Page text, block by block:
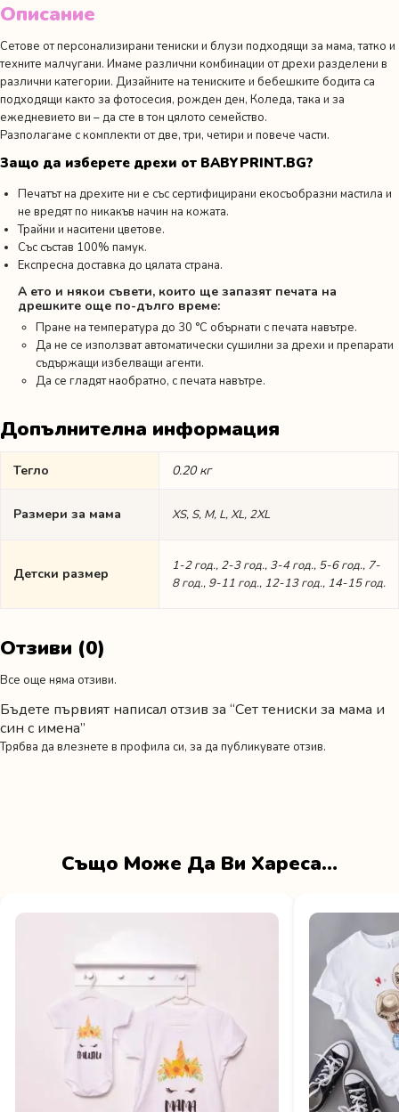
Описание
Сетове от персонализирани тениски и блузи подходящи за мама, татко и
техните малчугани. Имаме различни комбинации от дрехи разделени в
различни категории. Дизайните на тениските и бебешките бодита са
подходящи както за фотосесия, рожден ден, Коледа, така и за
ежедневието ви – да сте в тон цялото семейство.
Разполагаме с комплекти от две, три, четири и повече части.
Защо да изберете дрехи от BABYPRINT.BG?
Печатът на дрехите ни е със сертифицирани екосъобразни мастила и
не вредят по никакъв начин на кожата.
Трайни и наситени цветове.
Със състав 100% памук.
Експресна доставка до цялата страна.
А ето и някои съвети, които ще запазят печата на
дрешките още по-дълго време:
Пране на температура до 30 °C обърнати с печата навътре.
Да не се използват автоматически сушилни за дрехи и препарати
съдържащи избелващи агенти.
Да се гладят наобратно, с печата навътре.
Допълнителна информация
Тегло 0.20 кг
Размери за мама XS, S, M, L, XL, 2XL
Детски размер
1-2 год., 2-3 год., 3-4 год., 5-6 год., 7-
8 год., 9-11 год., 12-13 год., 14-15 год.
Отзиви (0)
Все още няма отзиви.
Бъдете първият написал отзив за “Сет тениски за мама и
син с имена”
Трябва да влезнете в профила си, за да публикувате отзив.
Също Може Да Ви Хареса…